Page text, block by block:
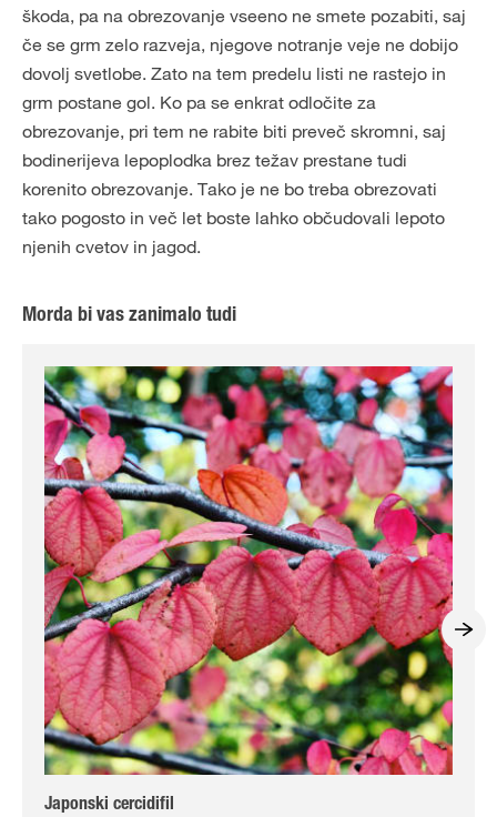
škoda, pa na obrezovanje vseeno ne smete pozabiti, saj
če se grm zelo razveja, njegove notranje veje ne dobijo
dovolj svetlobe. Zato na tem predelu listi ne rastejo in
grm postane gol. Ko pa se enkrat odločite za
obrezovanje, pri tem ne rabite biti preveč skromni, saj
bodinerijeva lepoplodka brez težav prestane tudi
korenito obrezovanje. Tako je ne bo treba obrezovati
tako pogosto in več let boste lahko občudovali lepoto
njenih cvetov in jagod.
Morda bi vas zanimalo tudi
Japonski cercidifil